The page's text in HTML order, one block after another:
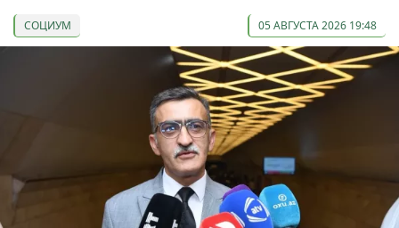
СОЦИУМ 05 АВГУСТА 2026 19:48